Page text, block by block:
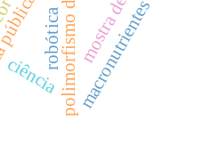
polimorfismo de cor
robótica
ciência macronutrientes